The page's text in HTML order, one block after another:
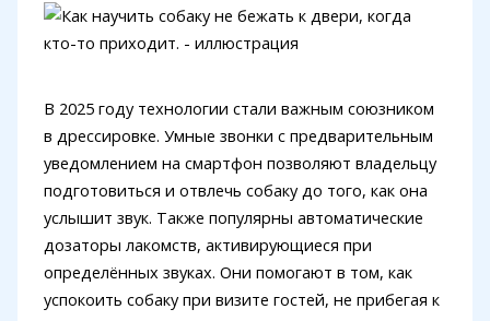
В 2025 году технологии стали важным союзником
в дрессировке. Умные звонки с предварительным
уведомлением на смартфон позволяют владельцу
подготовиться и отвлечь собаку до того, как она
услышит звук. Также популярны автоматические
дозаторы лакомств, активирующиеся при
определённых звуках. Они помогают в том, как
успокоить собаку при визите гостей, не прибегая к